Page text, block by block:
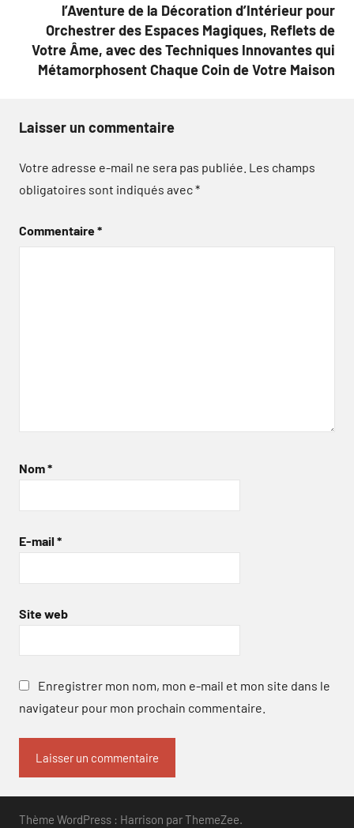
l’Aventure de la Décoration d’Intérieur pour
Orchestrer des Espaces Magiques, Reflets de
Votre Âme, avec des Techniques Innovantes qui
Métamorphosent Chaque Coin de Votre Maison
Laisser un commentaire
Votre adresse e-mail ne sera pas publiée. Les champs
obligatoires sont indiqués avec*
Commentaire*
Nom*
E-mail *
Site web
Enregistrer mon nom, mon e-mail et mon site dans le
navigateur pour mon prochain commentaire.
Thème WordPress : Harrison par ThemeZee.